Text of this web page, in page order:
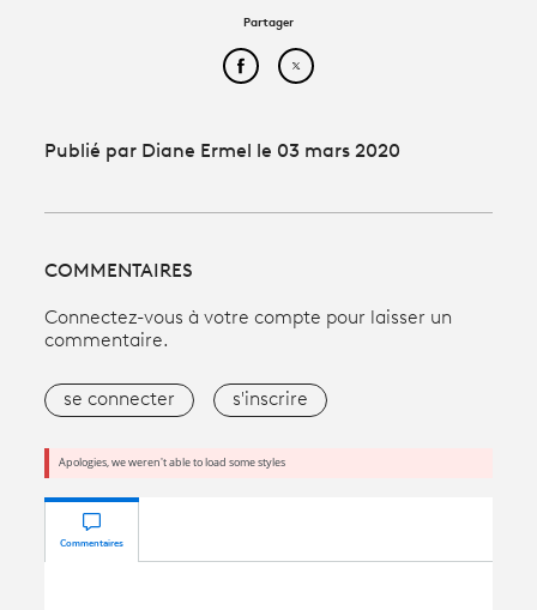
Partager
Partager cet article sur
Partager cet article sur
Publié par Diane Ermel le 03 mars 2020
COMMENTAIRES
Connectez-vous à votre compte pour laisser un
commentaire.
se connecter s'inscrire